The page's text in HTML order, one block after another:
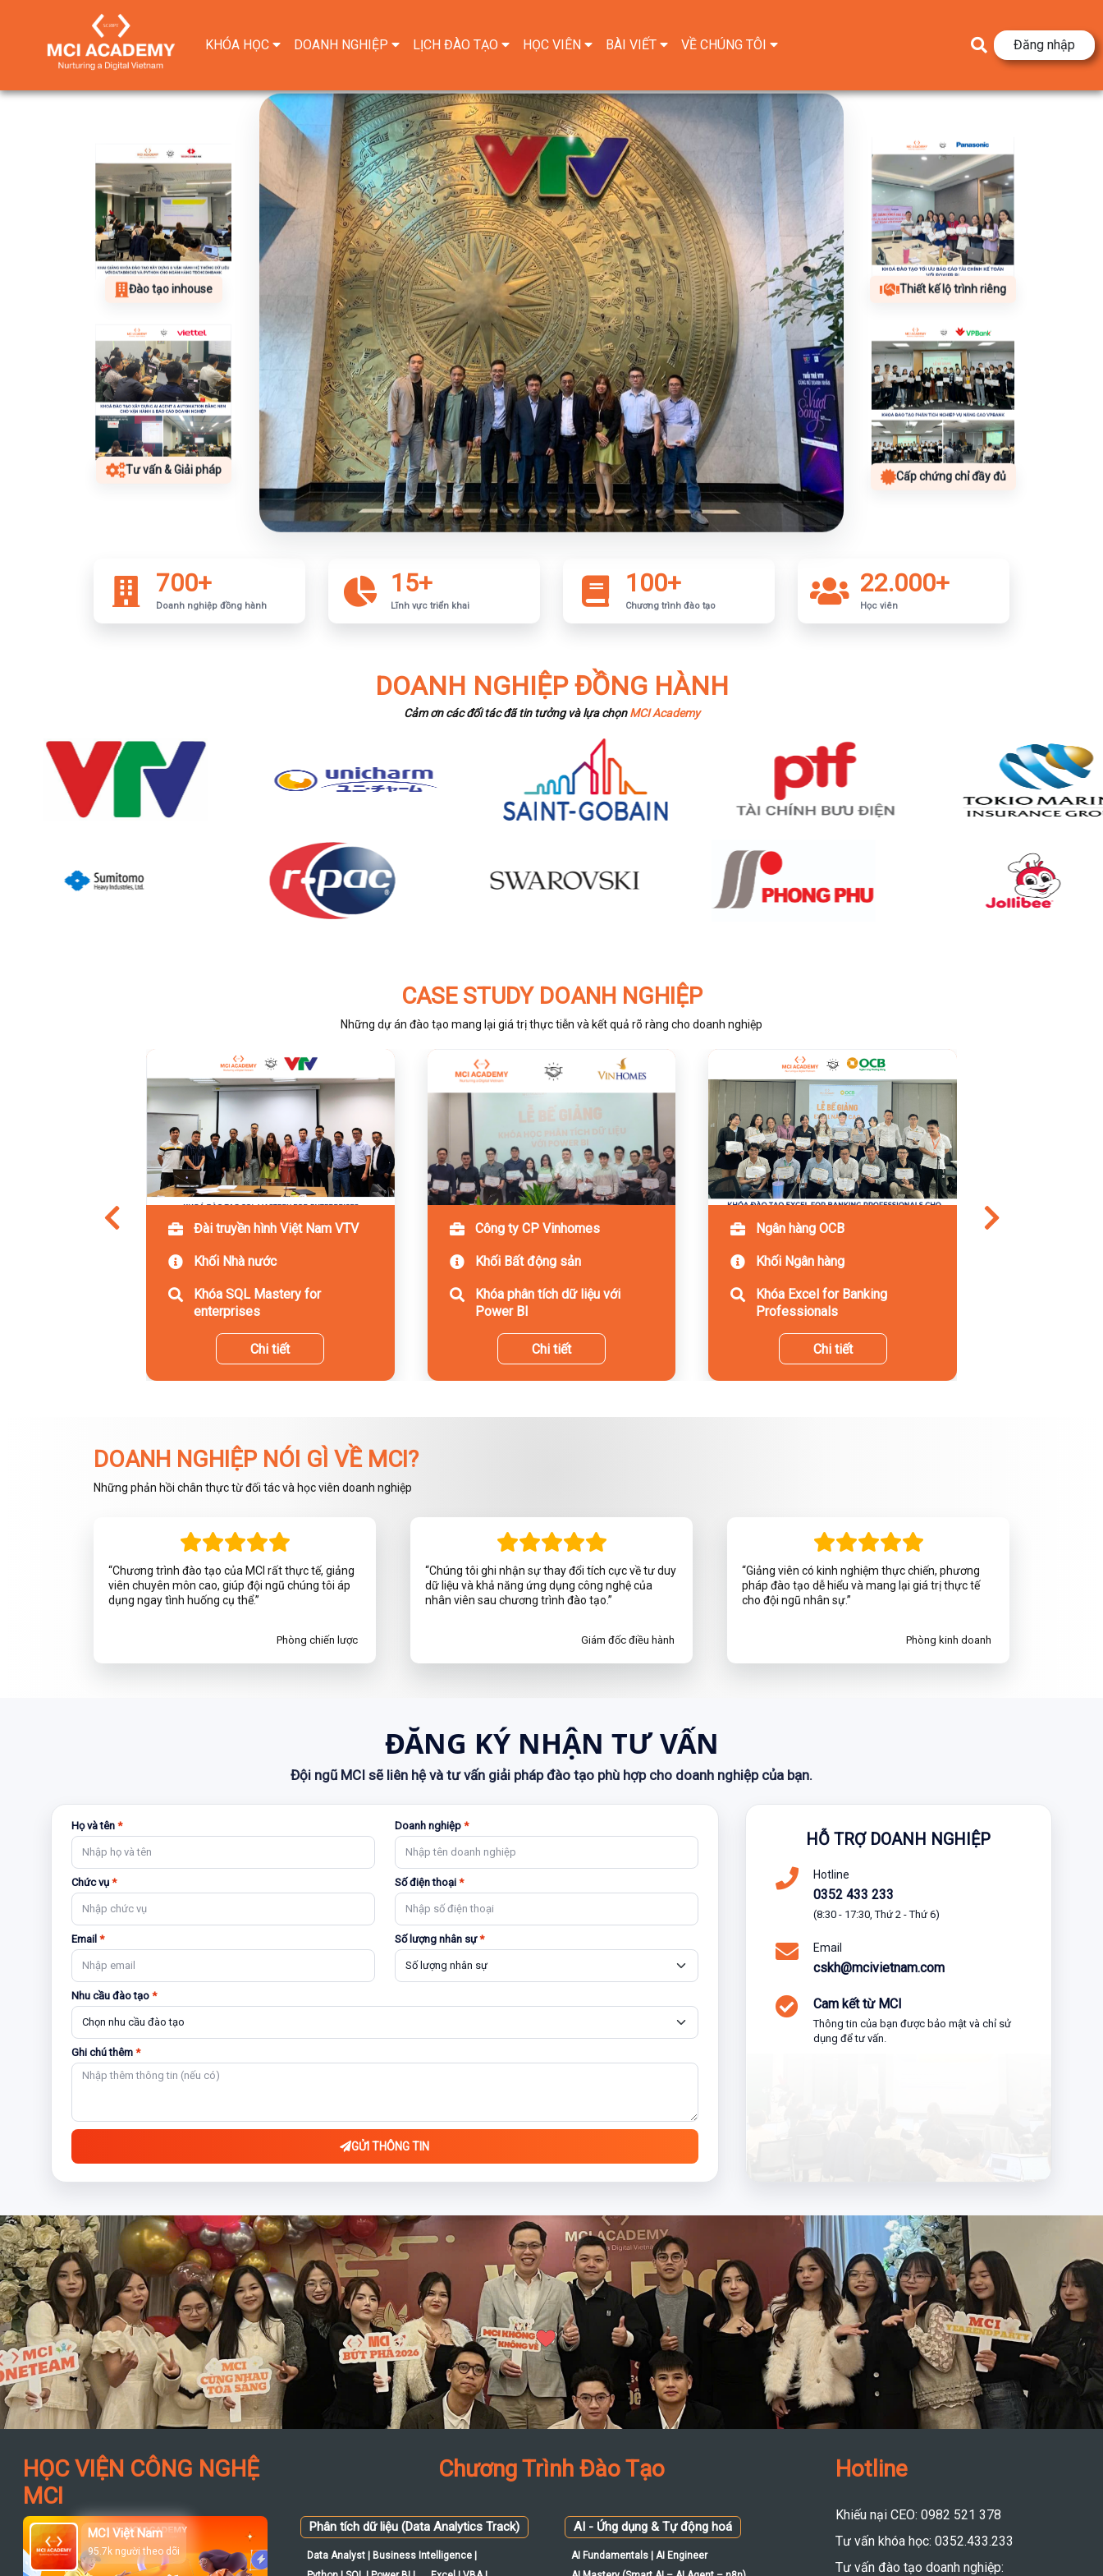
KHÓA HỌC DOANH NGHIỆP LỊCH ĐÀO TẠO HỌC VIÊN BÀI VIẾT VỀ CHÚNG TÔI Đăng nhập
Đào tạo inhouse
Tư vấn & Giải pháp
Thiết kế lộ trình riêng
Cấp chứng chỉ đầy đủ
700+
Doanh nghiệp đồng hành
15+
Lĩnh vực triển khai
100+
Chương trình đào tạo
22.000+
Học viên
DOANH NGHIỆP ĐỒNG HÀNH
Cảm ơn các đối tác đã tin tưởng và lựa chọnMCI Academy
CASE STUDY DOANH NGHIỆP
Những dự án đào tạo mang lại giá trị thực tiễn và kết quả rõ ràng cho doanh nghiệp
Đài truyền hình Việt Nam VTV
Khối Nhà nước
Khóa SQL Mastery for
enterprises
Chi tiết
Công ty CP Vinhomes
Khối Bất động sản
Khóa phân tích dữ liệu với
Power BI
Chi tiết
Ngân hàng OCB
Khối Ngân hàng
Khóa Excel for Banking
Professionals
Chi tiết
DOANH NGHIỆP NÓI GÌ VỀ MCI?
Những phản hồi chân thực từ đối tác và học viên doanh nghiệp
“Chương trình đào tạo của MCI rất thực tế, giảng
viên chuyên môn cao, giúp đội ngũ chúng tôi áp
dụng ngay tình huống cụ thể.”
Phòng chiến lược
“Chúng tôi ghi nhận sự thay đổi tích cực về tư duy
dữ liệu và khả năng ứng dụng công nghệ của
nhân viên sau chương trình đào tạo.”
Giám đốc điều hành
“Giảng viên có kinh nghiệm thực chiến, phương
pháp đào tạo dễ hiểu và mang lại giá trị thực tế
cho đội ngũ nhân sự.”
Phòng kinh doanh
ĐĂNG KÝ NHẬN TƯ VẤN
Đội ngũ MCI sẽ liên hệ và tư vấn giải pháp đào tạo phù hợp cho doanh nghiệp của bạn.
Họ và tên * Doanh nghiệp *
Chức vụ * Số điện thoại *
Email * Số lượng nhân sự*
Nhu cầu đào tạo *
Ghi chú thêm *
GỬI THÔNG TIN
HỖ TRỢ DOANH NGHIỆP
Hotline
0352 433 233
(8:30 - 17:30, Thứ 2 - Thứ 6)
Email
cskh@mcivietnam.com
Cam kết từ MCI
Thông tin của bạn được bảo mật và chỉ sử
dụng để tư vấn.
HỌC VIỆN CÔNG NGHỆ
MCI
MCI Việt Nam
95.7k người theo dõi
Chương Trình Đào Tạo
Phân tích dữ liệu (Data Analytics Track)
Data Analyst | Business Intelligence |
AI - Ứng dụng & Tự động hoá
AI Fundamentals | AI Engineer
Hotline
Khiếu nại CEO: 0982 521 378
Tư vấn khóa học: 0352.433.233
Tư vấn đào tạo doanh nghiệp: